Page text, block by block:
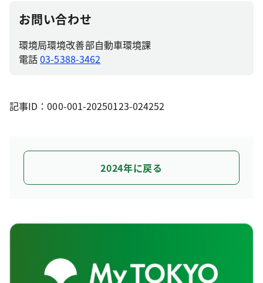
お問い合わせ
環境局環境改善部自動車環境課
電話03-5388-3462
記事ID：000-001-20250123-024252
2024年に戻る